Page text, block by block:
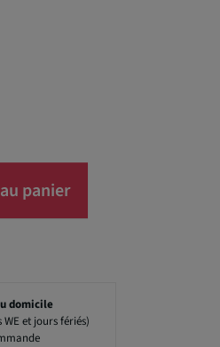
panier
domicile
et jours fériés)